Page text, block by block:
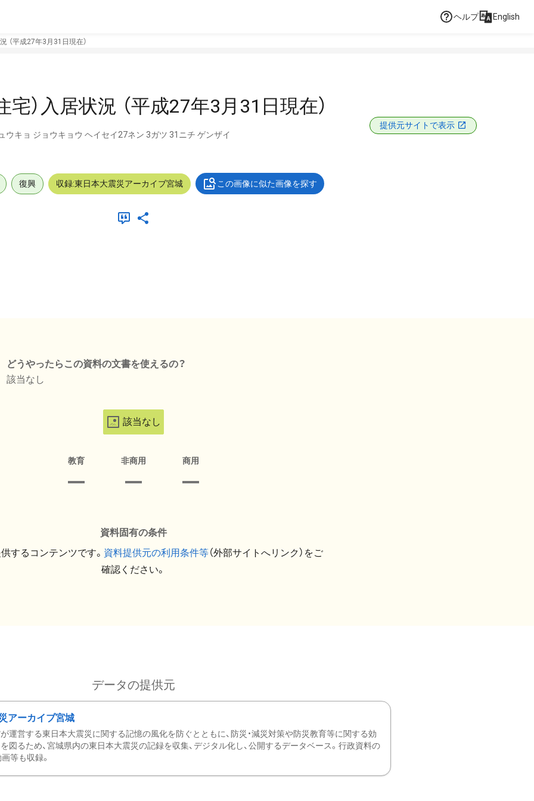
ヘルプ English
（平成27年3月31日現在）
）入居状況 （平成27年3月31日現在）
キョ ジョウキョウ ヘイセイ27ネン 3ガツ 31ニチ ゲンザイ
提供元サイトで表示
復興 収録:東日本大震災アーカイブ宮城 この画像に似た画像を探す
どうやったらこの資料の文書を使えるの？
該当なし
該当なし
教育 非商用 商用
資料固有の条件
するコンテンツです。 資料提供元の利用条件等（外部サイトへリンク）をご
確認ください。
データの提供元
アーカイブ宮城
運営する東日本大震災に関する記憶の風化を防ぐとともに、防災・減災対策や防災教育等に関する効
図るため、宮城県内の東日本大震災の記録を収集、デジタル化し、公開するデータベース。行政資料の
等も収録。